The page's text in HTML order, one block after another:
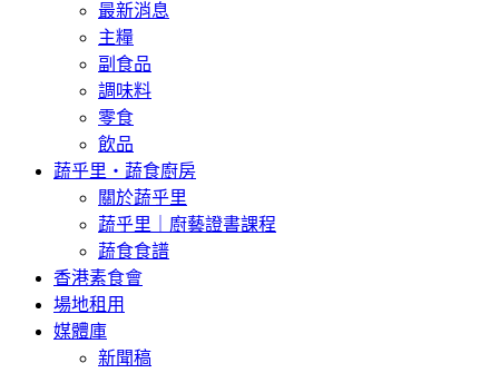
最新消息
主糧
副食品
調味料
零食
飲品
蔬乎里・蔬食廚房
關於蔬乎里
蔬乎里｜廚藝證書課程
蔬食食譜
香港素食會
場地租用
媒體庫
新聞稿